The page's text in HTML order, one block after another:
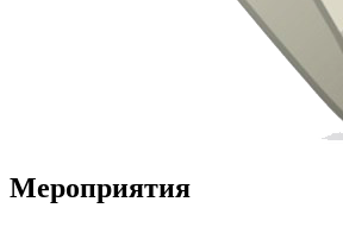
Мероприятия